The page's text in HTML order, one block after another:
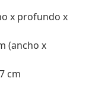
x profundo x
(ancho x
cm